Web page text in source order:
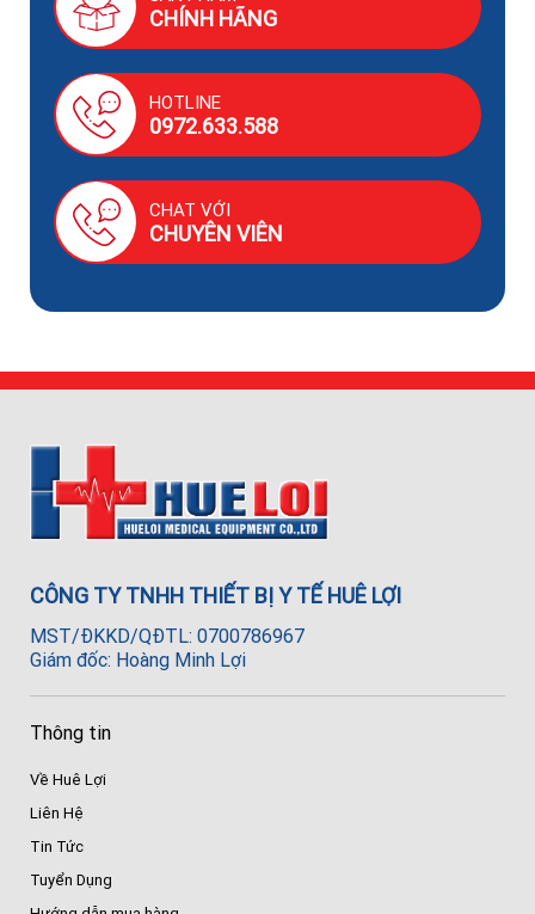
CHÍNH HÃNG
HOTLINE
0972.633.588
CHAT VỚI
CHUYÊN VIÊN
CÔNG TY TNHH THIẾT BỊ Y TẾ HUÊ LỢI
MST/ĐKKD/QĐTL: 0700786967
Giám đốc: Hoàng Minh Lợi
Thông tin
Về Huê Lợi
Liên Hệ
Tin Tức
Tuyển Dụng